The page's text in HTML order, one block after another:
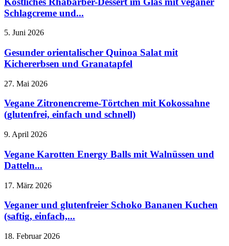
Schlagcreme und...
5. Juni 2026
Gesunder orientalischer Quinoa Salat mit
Kichererbsen und Granatapfel
27. Mai 2026
Vegane Zitronencreme-Törtchen mit Kokossahne
(glutenfrei, einfach und schnell)
9. April 2026
Vegane Karotten Energy Balls mit Walnüssen und
Datteln...
17. März 2026
Veganer und glutenfreier Schoko Bananen Kuchen
(saftig, einfach,...
18. Februar 2026